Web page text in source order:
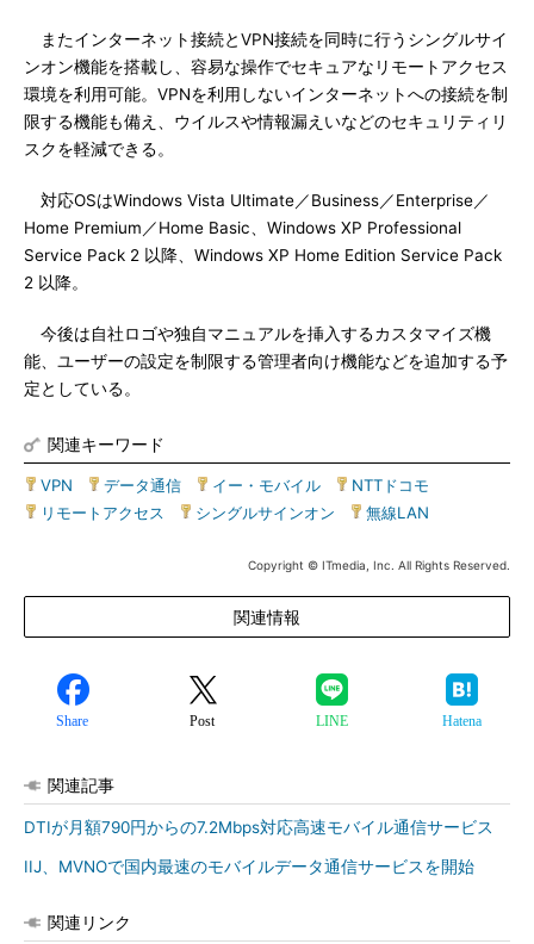
またインターネット接続とVPN接続を同時に行うシングルサイ
ンオン機能を搭載し、容易な操作でセキュアなリモートアクセス
環境を利用可能。VPNを利用しないインターネットへの接続を制
限する機能も備え、ウイルスや情報漏えいなどのセキュリティリ
スクを軽減できる。
対応OSはWindows Vista Ultimate／Business／Enterprise／
Home Premium／Home Basic、Windows XP Professional
Service Pack 2 以降、Windows XP Home Edition Service Pack
2 以降。
今後は自社ロゴや独自マニュアルを挿入するカスタマイズ機
能、ユーザーの設定を制限する管理者向け機能などを追加する予
定としている。
関連キーワード
VPN データ通信 イー・モバイル NTTドコモ
リモートアクセス
シングルサインオン 無線LAN
Copyright © ITmedia, Inc. All Rights Reserved.
関連情報
Share Post LINE Hatena
関連記事
DTIが月額790円からの7.2Mbps対応高速モバイル通信サービス
IIJ、MVNOで国内最速のモバイルデータ通信サービスを開始
関連リンク